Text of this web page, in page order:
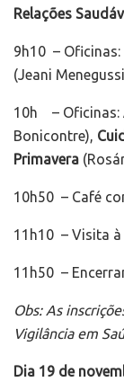
Relações
9h10 – Oficinas:
(Jeani
10h – Oficinas:
Bonicontre),
Primavera
10h50 – Café
11h10 – Visita
11h50 –
Obs: As
Vigilância em
Dia 19 de